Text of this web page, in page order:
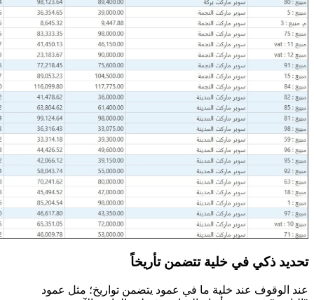
تحديد ذكي في خلية تتضمن تأريخاً
عند الوقوف عند خلية ما في عمود يتضمن تواريخ؛ مثل عمود